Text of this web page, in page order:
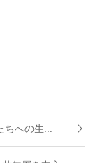
ちへの生...